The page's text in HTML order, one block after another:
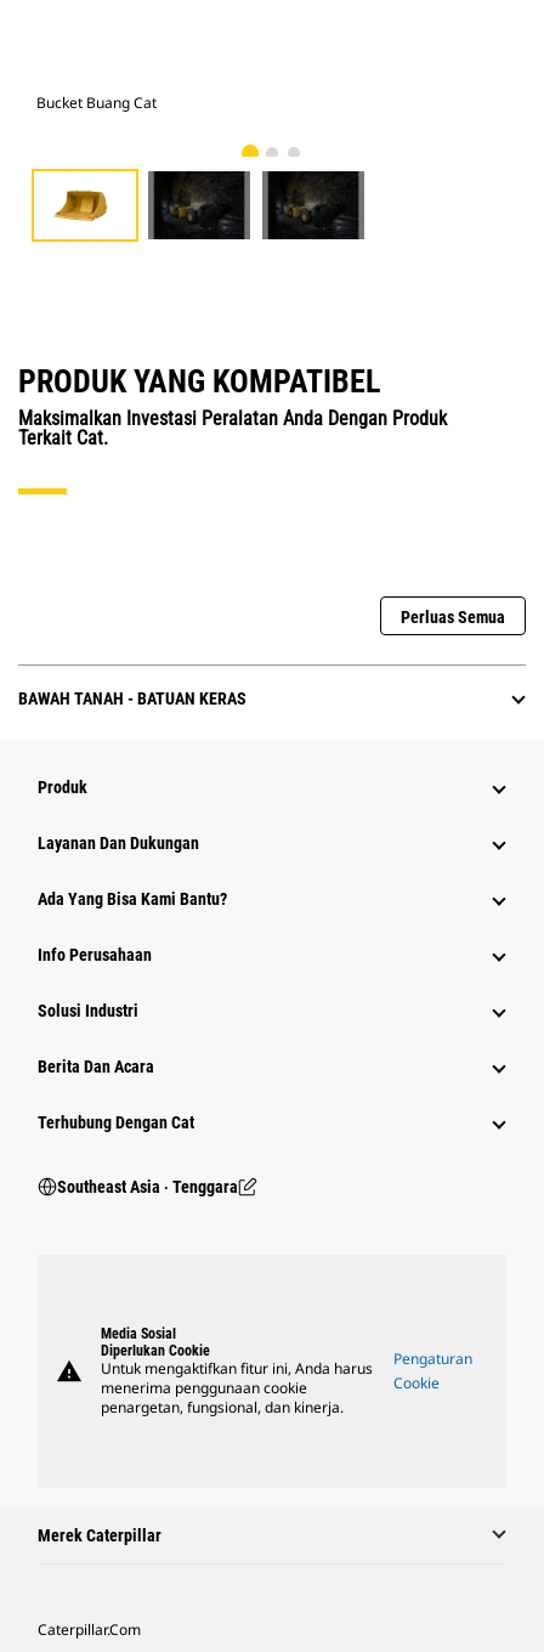
Bucket Buang Cat
PRODUK YANG KOMPATIBEL
Maksimalkan Investasi Peralatan Anda Dengan Produk
Terkait Cat.
Perluas Semua
BAWAH TANAH - BATUAN KERAS
Produk
Layanan Dan Dukungan
Ada Yang Bisa Kami Bantu?
Info Perusahaan
Solusi Industri
Berita Dan Acara
Terhubung Dengan Cat
Southeast Asia ‧ Tenggara
warning
Media Sosial
Diperlukan Cookie
Untuk mengaktifkan fitur ini, Anda harus
menerima penggunaan cookie
penargetan, fungsional, dan kinerja.
Pengaturan
Cookie
Merek Caterpillar
Caterpillar.com